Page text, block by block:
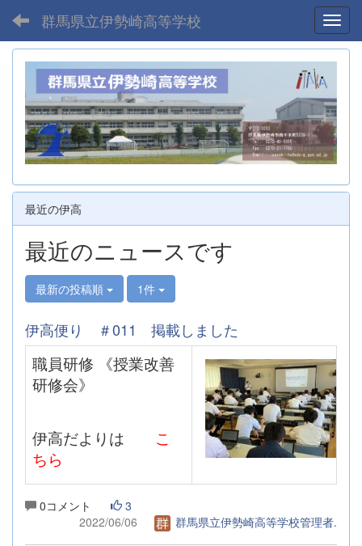
群馬県立伊勢崎高等学校
最近の伊高
最近のニュースです
最新の投稿順 1件
伊高便り ＃011 掲載しました
職員研修 《授業改善
研修会》
伊高だよりは こ
ちら
0コメント
3
2022/06/06
群馬県立伊勢崎高等学校管理者.